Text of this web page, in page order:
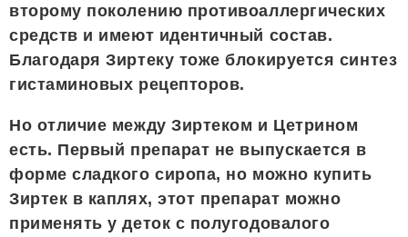
второму поколению противоаллергических
средств и имеют идентичный состав.
Благодаря Зиртеку тоже блокируется синтез
гистаминовых рецепторов.
Но отличие между Зиртеком и Цетрином
есть. Первый препарат не выпускается в
форме сладкого сиропа, но можно купить
Зиртек в каплях, этот препарат можно
применять у деток с полугодовалого